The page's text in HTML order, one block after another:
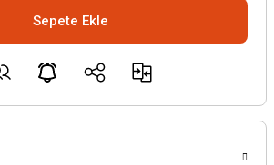
Sepete Ekle